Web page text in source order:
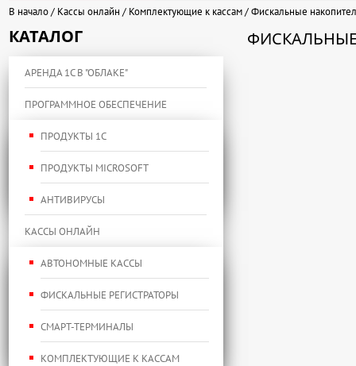
В начало Кассы онлайн Комплектующие к кассам Фискальные
КАТАЛОГ
АРЕНДА 1С В "ОБЛАКЕ"
ПРОГРАММНОЕ ОБЕСПЕЧЕНИЕ
ПРОДУКТЫ 1С
ПРОДУКТЫ MICROSOFT
АНТИВИРУСЫ
КАССЫ ОНЛАЙН
АВТОНОМНЫЕ КАССЫ
ФИСКАЛЬНЫЕ РЕГИСТРАТОРЫ
СМАРТ-ТЕРМИНАЛЫ
КОМПЛЕКТУЮЩИЕ К КАССАМ